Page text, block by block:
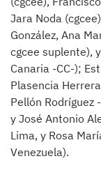
Jara Noda
González, Ana
cgcee suplente),
Canaria -CC-);
Plasencia
Pellón Rodríguez
y José Antonio
Lima, y Rosa
Venezuela).